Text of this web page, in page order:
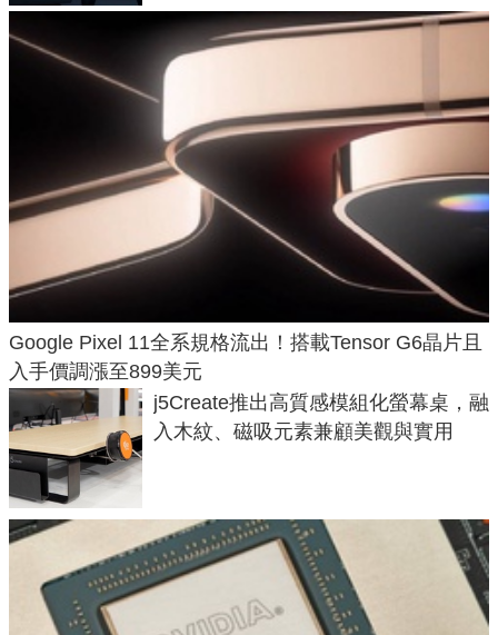
Google Pixel 11全系規格流出！搭載Tensor G6晶片且
入手價調漲至899美元
j5Create推出高質感模組化螢幕桌，融
入木紋、磁吸元素兼顧美觀與實用